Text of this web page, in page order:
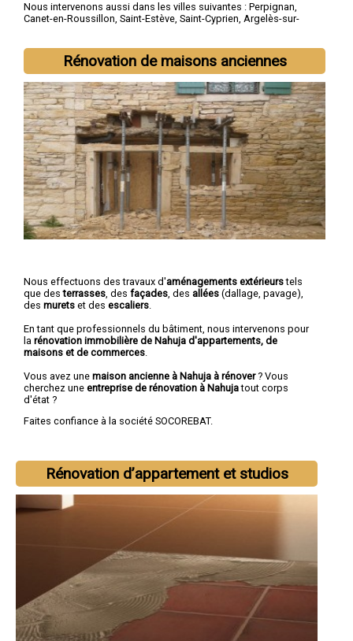
Nous intervenons aussi dans les villes suivantes : Perpignan,
Canet-en-Roussillon, Saint-Estève, Saint-Cyprien, Argelès-sur-
Rénovation de maisons anciennes
Nous effectuons des travaux d'aménagements extérieurstels
que desterrasses , des façades , des allées (dallage, pavage),
des murets et des escaliers
En tant que professionnels du bâtiment, nous intervenons pour
la rénovation immobilière de Nahuja d'appartements, de
maisons et de commerces
Vous avez une maison ancienne à Nahuja à rénover? Vous
cherchez une entreprise de rénovation à Nahujatout corps
d'état ?
Faites confiance à la société SOCOREBAT.
Rénovation d’appartement et studios